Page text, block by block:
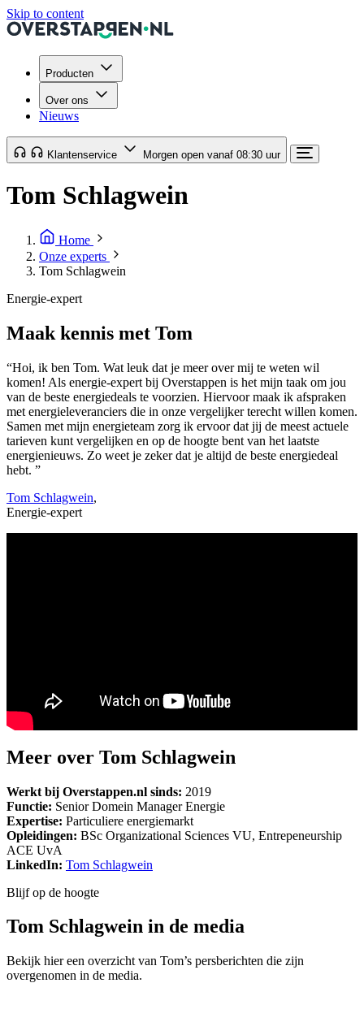
Skip to content
Producten
Over ons
Nieuws
Klantenservice Morgen open vanaf 08:30 uur
Tom Schlagwein
Home
Onze experts
Tom Schlagwein
Energie-expert
Maak kennis met Tom
“Hoi, ik ben Tom. Wat leuk dat je meer over mij te weten wil
komen! Als energie-expert bij Overstappen is het mijn taak om jou
van de beste energiedeals te voorzien. Hiervoor maak ik afspraken
met energieleveranciers die in onze vergelijker terecht willen komen.
Samen met mijn energieteam zorg ik ervoor dat jij de meest actuele
tarieven kunt vergelijken en op de hoogte bent van het laatste
energienieuws. Zo weet je zeker dat je altijd de beste energiedeal
hebt. ”
Tom Schlagwein,
Energie-expert
Meer over Tom Schlagwein
Werkt bij Overstappen.nl sinds: 2019
Functie: Senior Domein Manager Energie
Expertise: Particuliere energiemarkt
Opleidingen: BSc Organizational Sciences VU, Entrepeneurship
ACE UvA
LinkedIn: Tom Schlagwein
Blijf op de hoogte
Tom Schlagwein in de media
Bekijk hier een overzicht van Tom’s persberichten die zijn
overgenomen in de media.